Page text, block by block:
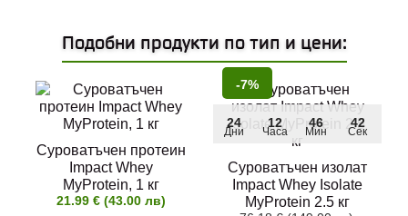
Подобни продукти по тип и цени:
Суроватъчен протеин
Impact Whey
MyProtein, 1 кг
21.99 € (43.00 лв)
-7%
24
Дни
12
Часа
46
Мин
41
Сек
Суроватъчен изолат
Impact Whey Isolate
MyProtein 2.5 кг